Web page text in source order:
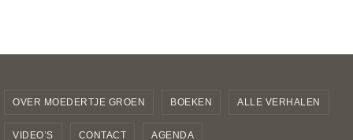
OVER MOEDERTJE GROEN BOEKEN ALLE VERHALEN
VIDEO’S CONTACT AGENDA